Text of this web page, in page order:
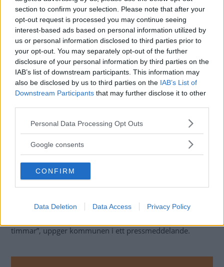
section to confirm your selection. Please note that after your
opt-out request is processed you may continue seeing
interest-based ads based on personal information utilized by
us or personal information disclosed to third parties prior to
your opt-out. You may separately opt-out of the further
disclosure of your personal information by third parties on the
IAB’s list of downstream participants. This information may
also be disclosed by us to third parties on the IAB’s List of
Downstream Participants that may further disclose it to other
Please note that this website/app uses one or more Google
not limited to your visit or usage behaviour. You may click to
use your data for below specified purposes in below Google
consent section.
Personal Data Processing Opt Outs
Google consents
CONFIRM
Data Deletion Data Access Privacy Policy
och sensorer åker runt och filmar de parkerade bilarna på
vägarna, och kan automatiskt skicka p-böter till ägaren.
Bilarnas registreringsskyltar och parkeringsskyltarna på
vägarna skannas av medan bilen körs.
”Parkeringsskyltarna på vägarna
skannas av medan bilen körs”
Fyra kamerabilar skabörja testas i västra och sydvästra
Stockholm redan i sommar och eventuellt rullas tekniken
ut till fler områden senare. Men i början skickas boten inte
automatiskt till ägaren. I stället notifieras en
parkeringsvakt i närheten som i sin tur kan lappa bilen.
enligt gällande regelverk. Registreringsnummer från
timmar”, uppger kommunen i ett pressmeddelande.